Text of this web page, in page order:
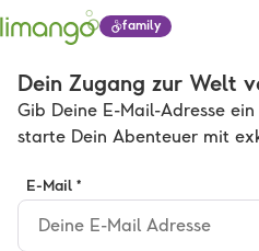
family
Dein Zugang zur Welt
Gib Deine E-Mail-Adresse
starte Dein Abenteuer mit
E-Mail *